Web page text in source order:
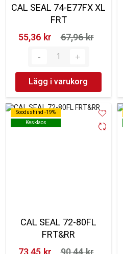
CAL SEAL 74-E77FX XL
FRT
55,36 kr‎
67,96 kr‎
Lägg i varukorg
Soodushind -19%
Kesklaos
Soodushind -19%
Kesklaos
CAL SEAL 72-80FL
FRT&RR